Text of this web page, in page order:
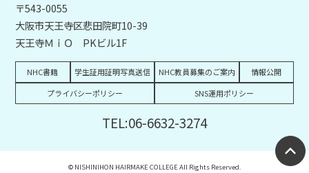
〒543-0055
大阪市天王寺区悲田院町10-39
天王寺ＭｉＯ PKビル1F
NHC書籍 学生証用証明写真送信 NHC教員募集のご案内
情報公開
プライバシーポリシー
SNS運用ポリシー
TEL:06-6632-3274
© NISHINIHON HAIRMAKE COLLEGE All Rights Reserved.